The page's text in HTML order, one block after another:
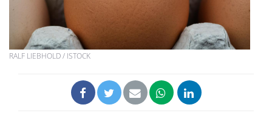
RALF LIEBHOLD / ISTOCK